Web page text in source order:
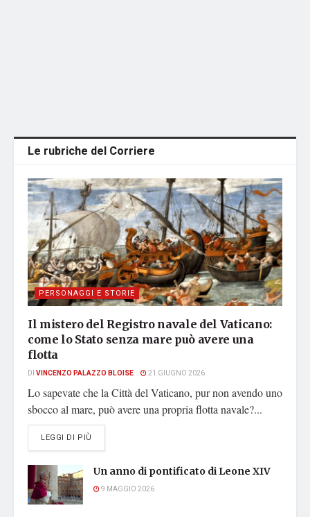
Le rubriche del Corriere
PERSONAGGI E STORIE
Il mistero del Registro navale del Vaticano:
come lo Stato senza mare può avere una
flotta
DI VINCENZO PALAZZO BLOISE 21 GIUGNO 2026
Lo sapevate che la Città del Vaticano, pur non avendo uno
sbocco al mare, può avere una propria flotta navale?...
LEGGI DI PIÙ
Un anno di pontificato di Leone XIV
9 MAGGIO 2026